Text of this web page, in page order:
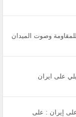
وصوت الميدان
على ايران
إيران : على